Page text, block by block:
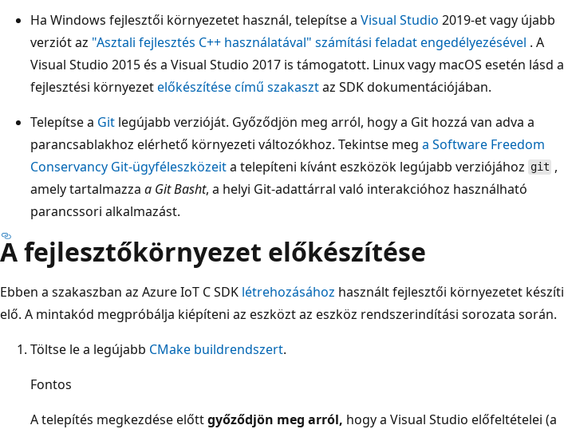
Ha Windows fejlesztői környezetet használ, telepítse a Visual Studio 2019-et vagy újabb
verziót az "Asztali fejlesztés C++ használatával" számítási feladat engedélyezésével . A
Visual Studio 2015 és a Visual Studio 2017 is támogatott. Linux vagy macOS esetén lásd a
fejlesztési környezetelőkészítése című szakasztaz SDK dokumentációjában.
Telepítse a Git legújabb verzióját. Győződjön meg arról, hogy a Git hozzá van adva a
parancsablakhoz elérhető környezeti változókhoz. Tekintse meg a Software Freedom
Conservancy Git-ügyféleszközeita telepíteni kívánt eszközök legújabb verziójához git ,
amely tartalmazza a Git Basht, a helyi Git-adattárral való interakcióhoz használható
parancssori alkalmazást.
A fejlesztőkörnyezet előkészítése
Ebben a szakaszban az Azure IoT C SDK létrehozásához használt fejlesztői környezetet készíti
elő. A mintakód megpróbálja kiépíteni az eszközt az eszköz rendszerindítási sorozata során.
Töltse le a legújabb CMake buildrendszert.
Fontos
A telepítés megkezdése előttgyőződjön meg arról, hogy a Visual Studio előfeltételei (a